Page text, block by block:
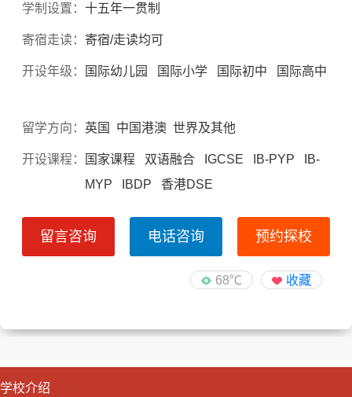
学制设置：十五年一贯制
寄宿走读： 寄宿/走读均可
开设年级： 国际幼儿园 国际小学 国际初中 国际高中
留学方向： 英国 中国港澳 世界及其他
开设课程：
国家课程 双语融合 IGCSE IB-PYP IB-
MYP IBDP 香港DSE
留言咨询 电话咨询 预约探校
68℃ 收藏
学校介绍